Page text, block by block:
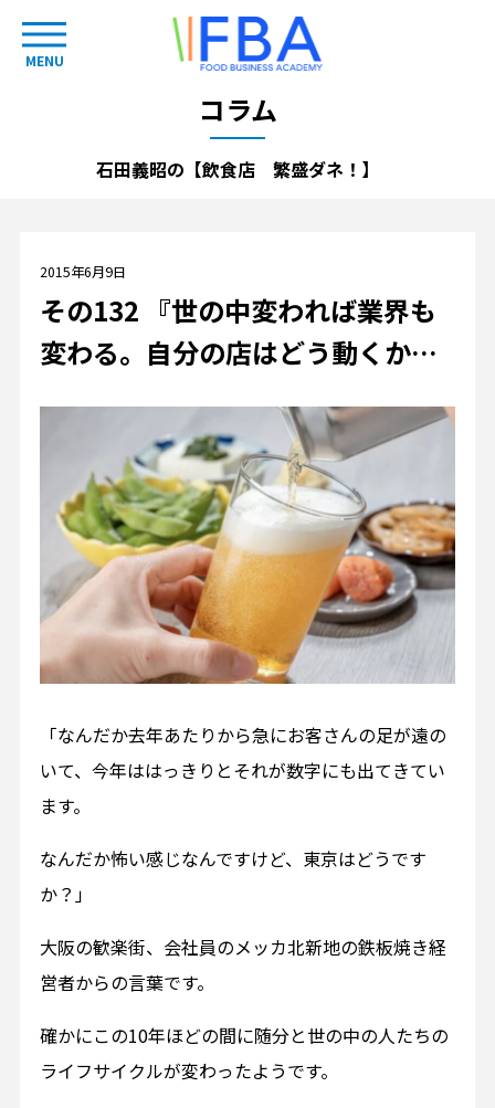
MENU
コラム
石田義昭の【飲食店 繁盛ダネ！】
2015年6月9日
その132 『世の中変われば業界も
変わる。自分の店はどう動くか考
「なんだか去年あたりから急にお客さんの足が遠の
いて、今年ははっきりとそれが数字にも出てきてい
ます。
なんだか怖い感じなんですけど、東京はどうです
か？」
大阪の歓楽街、会社員のメッカ北新地の鉄板焼き経
営者からの言葉です。
確かにこの10年ほどの間に随分と世の中の人たちの
ライフサイクルが変わったようです。